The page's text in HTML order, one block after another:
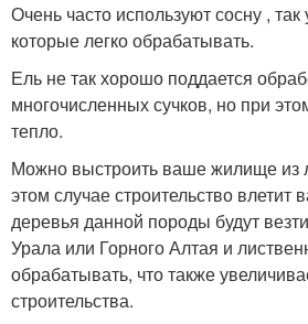
Очень часто используют сосну ,
которые легко обрабатывать.
Ель не так хорошо поддается
многочисленных сучков, но при
тепло.
Можно выстроить ваше жилище из
этом случае строительство влетит
деревья данной породы будут
Урала или Горного Алтая и
обрабатывать, что также
строительства.